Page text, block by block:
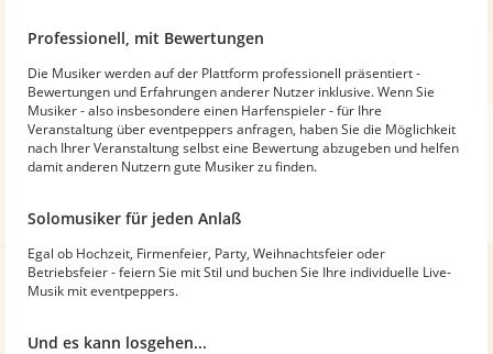
Professionell, mit Bewertungen
Die Musiker werden auf der Plattform professionell präsentiert -
Bewertungen und Erfahrungen anderer Nutzer inklusive. Wenn Sie
Musiker - also insbesondere einen Harfenspieler - für Ihre
Veranstaltung über eventpeppers anfragen, haben Sie die Möglichkeit
nach Ihrer Veranstaltung selbst eine Bewertung abzugeben und helfen
damit anderen Nutzern gute Musiker zu finden.
Solomusiker für jeden Anlaß
Egal ob Hochzeit, Firmenfeier, Party, Weihnachtsfeier oder
Betriebsfeier - feiern Sie mit Stil und buchen Sie Ihre individuelle Live-
Musik mit eventpeppers.
Und es kann losgehen...